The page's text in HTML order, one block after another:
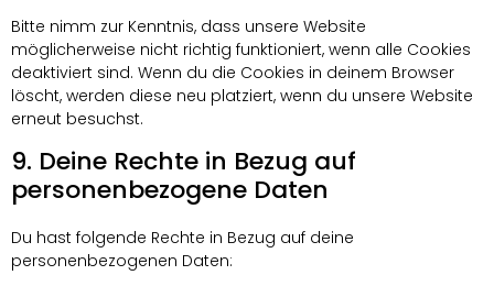
Bitte nimm zur Kenntnis, dass unsere Website
möglicherweise nicht richtig funktioniert, wenn alle Cookies
deaktiviert sind. Wenn du die Cookies in deinem Browser
löscht, werden diese neu platziert, wenn du unsere Website
erneut besuchst.
9. Deine Rechte in Bezug auf
personenbezogene Daten
Du hast folgende Rechte in Bezug auf deine
personenbezogenen Daten: